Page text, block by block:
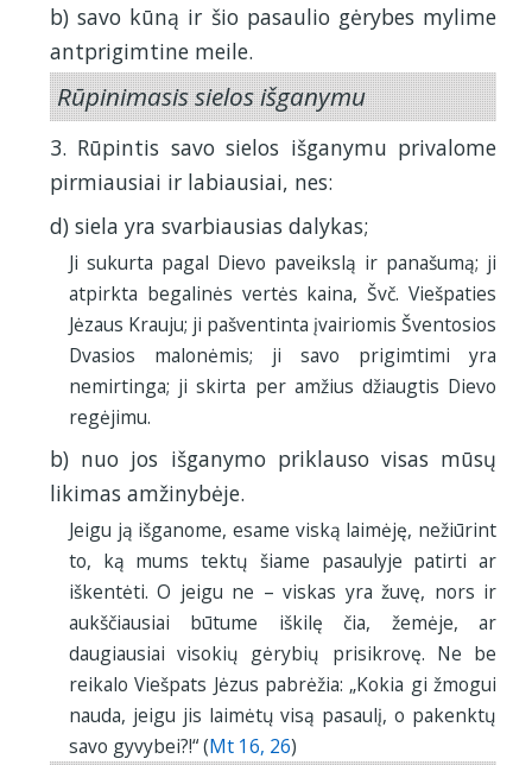
b) savo kūną ir šio pasaulio gėrybes mylime
antprigimtine meile.
Rūpinimasis sielos išganymu
3. Rūpintis savo sielos išganymu privalome
pirmiausiai ir labiausiai, nes:
d) siela yra svarbiausias dalykas;
Ji sukurta pagal Dievo paveikslą ir panašumą; ji
atpirkta begalinės vertės kaina, Švč. Viešpaties
Jėzaus Krauju; ji pašventinta įvairiomis Šventosios
Dvasios malonėmis; ji savo prigimtimi yra
nemirtinga; ji skirta per amžius džiaugtis Dievo
regėjimu.
b) nuo jos išganymo priklauso visas mūsų
likimas amžinybėje.
Jeigu ją išganome, esame viską laimėję, nežiūrint
to, ką mums tektų šiame pasaulyje patirti ar
iškentėti. O jeigu ne – viskas yra žuvę, nors ir
aukščiausiai būtume iškilę čia, žemėje, ar
daugiausiai visokių gėrybių prisikrovę. Ne be
reikalo Viešpats Jėzus pabrėžia: „Kokia gi žmogui
nauda, jeigu jis laimėtų visą pasaulį, o pakenktų
savo gyvybei?!“ (Mt 16, 26)